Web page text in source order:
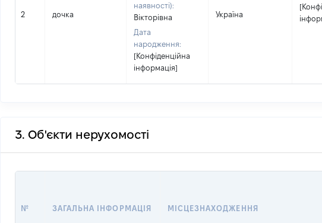
2 дочка
наявності):
Вікторівна
Дата
народження:
[Конфіденційна
інформація]
Україна
3. Об'єкти нерухомості
№ ЗАГАЛЬНА ІНФОРМАЦІЯ МІСЦЕЗНАХОДЖЕННЯ